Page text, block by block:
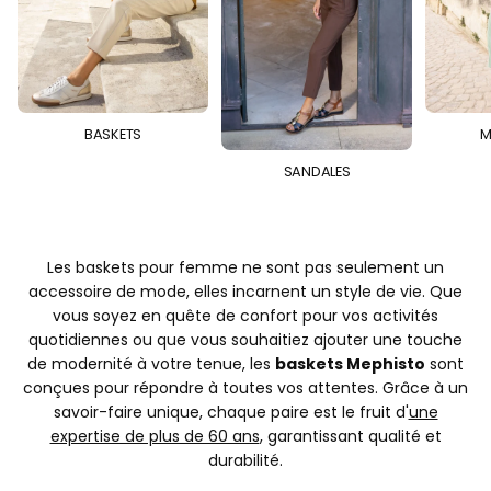
BASKETS
SANDALES
Les baskets pour femme ne sont pas seulement un
accessoire de mode, elles incarnent un style de vie. Que
vous soyez en quête de confort pour vos activités
quotidiennes ou que vous souhaitiez ajouter une touche
de modernité à votre tenue, les baskets Mephisto sont
conçues pour répondre à toutes vos attentes. Grâce à un
savoir-faire unique, chaque paire est le fruit d'une
expertise de plus de 60 ans, garantissant qualité et
durabilité.